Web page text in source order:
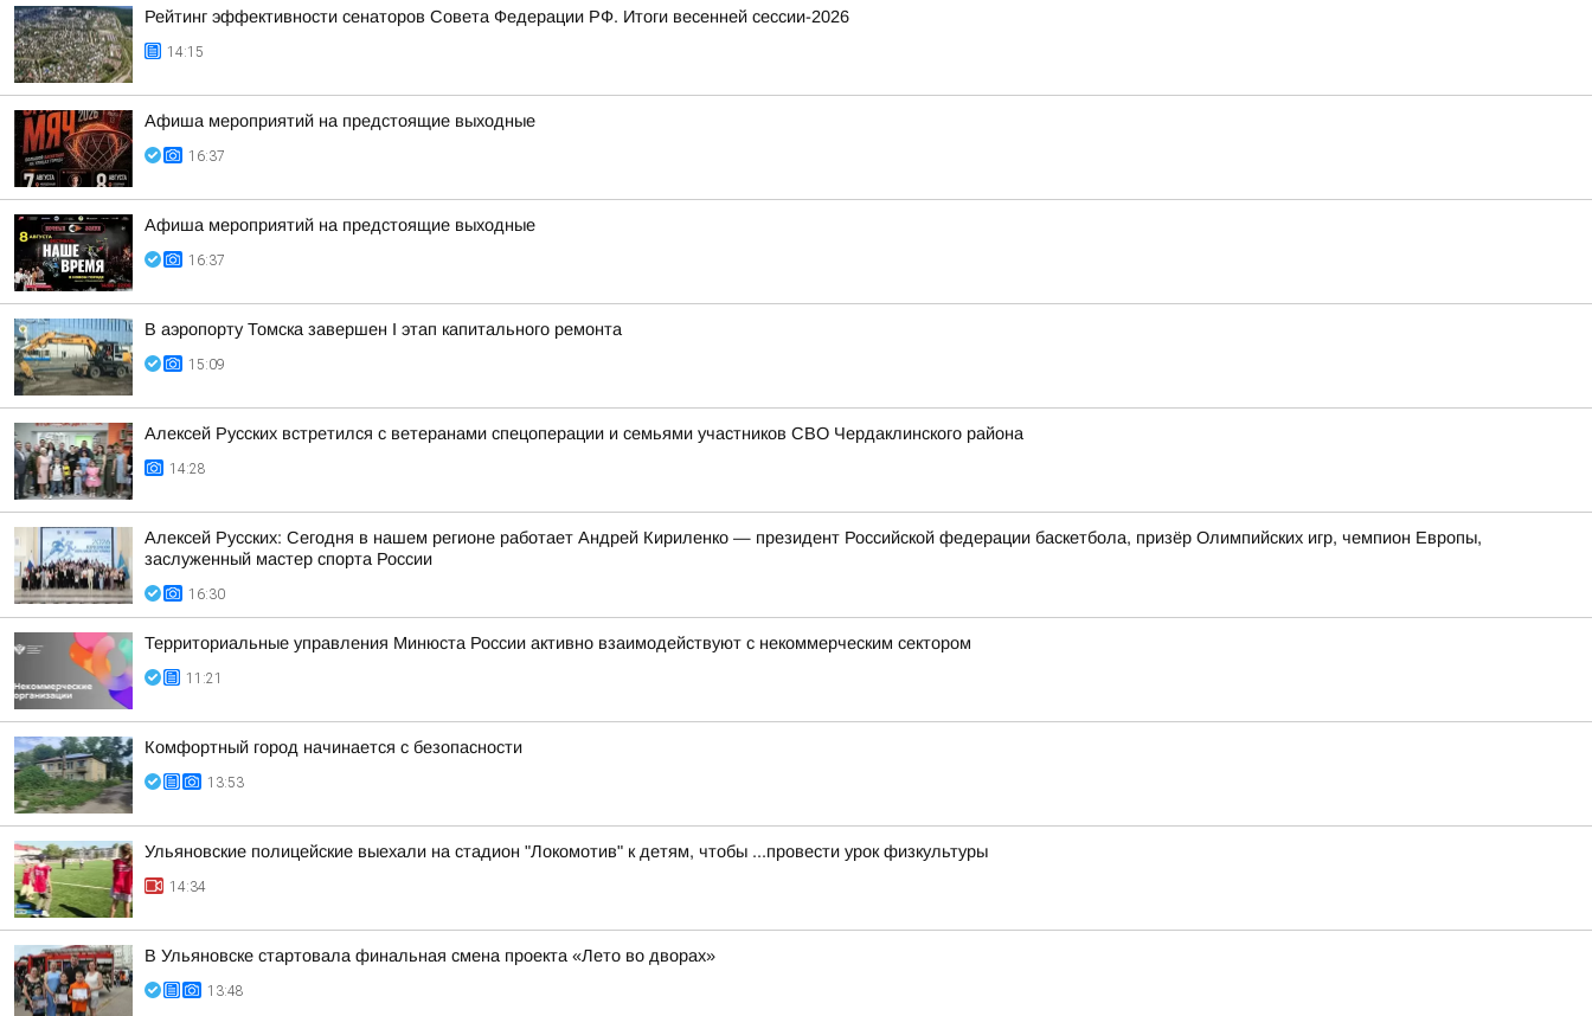
Рейтинг эффективности сенаторов Совета Федерации РФ. Итоги весенней сессии-2026
14:15
Афиша мероприятий на предстоящие выходные
16:37
Афиша мероприятий на предстоящие выходные
16:37
В аэропорту Томска завершен I этап капитального ремонта
15:09
Алексей Русских встретился с ветеранами спецоперации и семьями участников СВО Чердаклинского района
14:28
Алексей Русских: Сегодня в нашем регионе работает Андрей Кириленко — президент Российской федерации баскетбола, призёр Олимпийских игр, чемпион Европы,
заслуженный мастер спорта России
16:30
Территориальные управления Минюста России активно взаимодействуют с некоммерческим сектором
11:21
Комфортный город начинается с безопасности
13:53
Ульяновские полицейские выехали на стадион "Локомотив" к детям, чтобы ...провести урок физкультуры
14:34
В Ульяновске стартовала финальная смена проекта «Лето во дворах»
13:48